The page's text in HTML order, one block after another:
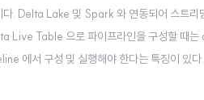
. Delta Lake 및 Spark 와 연동되어 스트리
Live Table 으로 파이프라인을 구성할 때
에서 구성 및 실행해야 한다는 특징이 있